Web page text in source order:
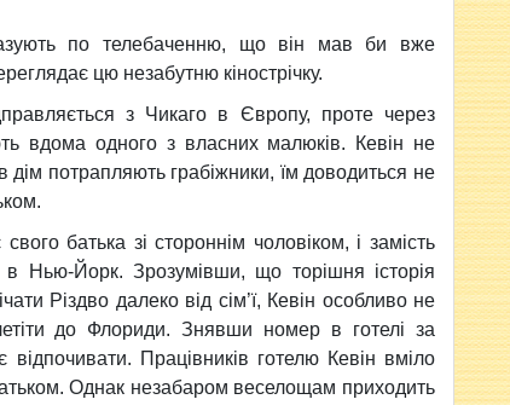
по телебаченню, що він мав би вже
цю незабутню кінострічку.
з Чикаго в Європу, проте через
вдома одного з власних малюків. Кевін не
дім потрапляють грабіжники, їм доводиться не
батька зі стороннім чоловіком, і замість
Нью-Йорк. Зрозумівши, що торішня історія
Різдво далеко від сім’ї, Кевін особливо не
до Флориди. Знявши номер в готелі за
Працівників готелю Кевін вміло
Однак незабаром веселощам приходить